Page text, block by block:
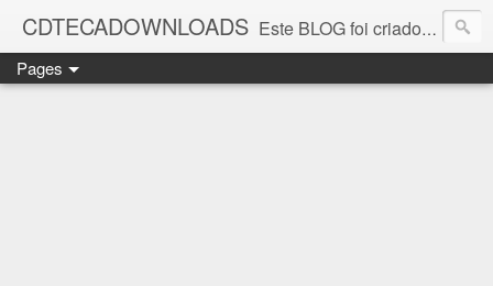
CDTECADOWNLOADS Este BLOG foi criado para os amantes da música. Aqui você encontra vários álbuns musicais. Todos os ritmos, álbuns antigos que foi e continua sendo SUCESSO.
Pages